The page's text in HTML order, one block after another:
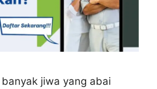
jiwa yang abai